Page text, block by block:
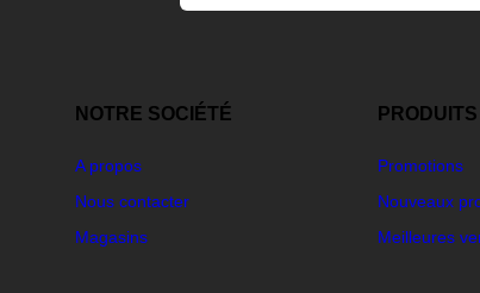
NOTRE SOCIÉTÉ
A propos
Nous contacter
Magasins
PRODUITS
Promotions
Nouveaux
Meilleures